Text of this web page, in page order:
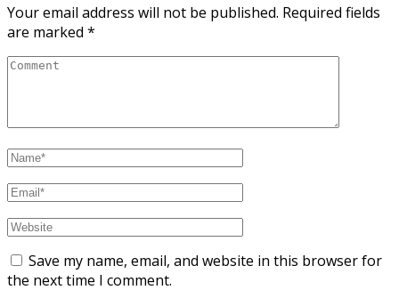
Your email address will not be published. Required fields
are marked *
Save my name, email, and website in this browser for
the next time I comment.